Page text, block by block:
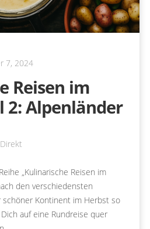
7, 2024
Reisen im
2: Alpenländer
„Kulinarische Reisen im
den verschiedensten
Kontinent im Herbst so
auf eine Rundreise quer